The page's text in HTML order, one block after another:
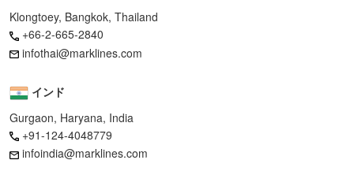
Klongtoey, Bangkok, Thailand
+66-2-665-2840
infothai@marklines.com
インド
Gurgaon, Haryana, India
+91-124-4048779
infoindia@marklines.com